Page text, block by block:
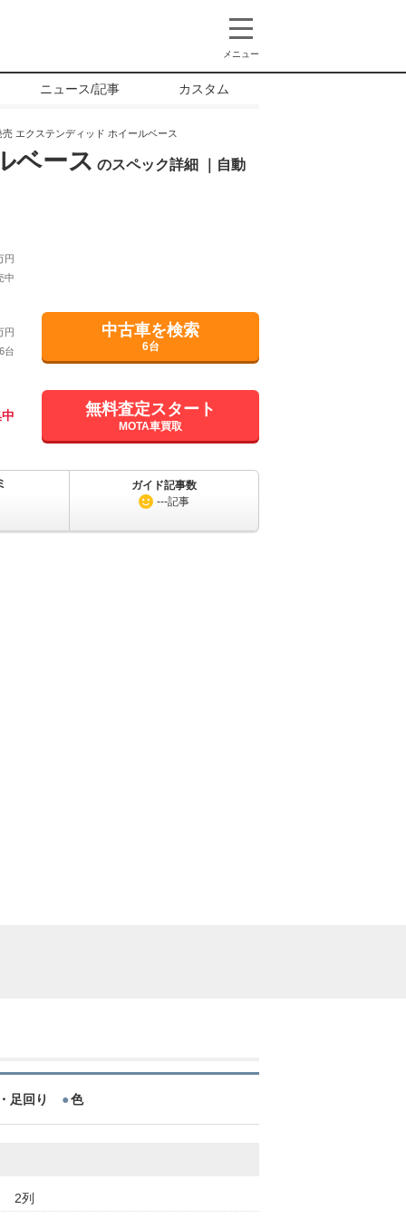
メニュー
ニュース/記事 カスタム
エクステンディッド ホイールベース
ベース のスペック詳細 ｜自動
円
中
円
台
中古車を検索
6台
無料査定スタート
MOTA車買取
ガイド記事数
---記事
足回り 色
2列